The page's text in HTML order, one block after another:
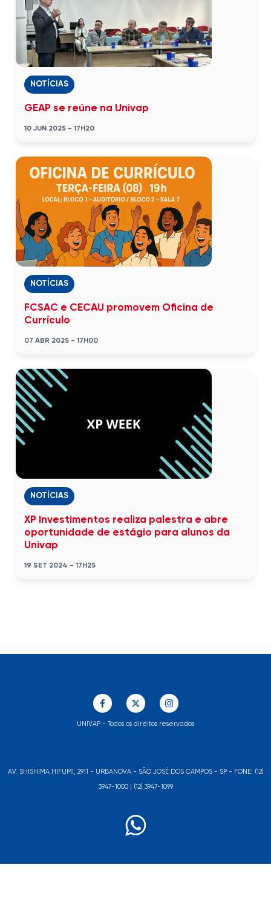
NOTÍCIAS
GEAP se reúne na Univap
10 JUN 2025 - 17H20
NOTÍCIAS
FCSAC e CECAU promovem Oficina de
Currículo
07 ABR 2025 - 17H00
NOTÍCIAS
XP Investimentos realiza palestra e abre
oportunidade de estágio para alunos da
Univap
19 SET 2024 - 17H25
UNIVAP - Todos os direitos reservados
AV. SHISHIMA HIFUMI, 2911 - URBANOVA - SÃO JOSÉ DOS CAMPOS - SP - FONE: (12)
3947-1000 | (12) 3947-1099